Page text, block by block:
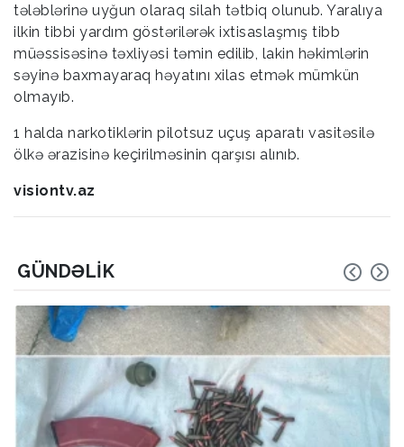
tələblərinə uyğun olaraq silah tətbiq olunub. Yaralıya
ilkin tibbi yardım göstərilərək ixtisaslaşmış tibb
müəssisəsinə təxliyəsi təmin edilib, lakin həkimlərin
səyinə baxmayaraq həyatını xilas etmək mümkün
olmayıb.
1 halda narkotiklərin pilotsuz uçuş aparatı vasitəsilə
ölkə ərazisinə keçirilməsinin qarşısı alınıb.
visiontv.az
GÜNDƏLIK